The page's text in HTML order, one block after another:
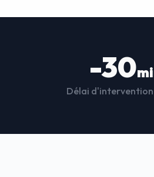
-30
Délai d'intervention